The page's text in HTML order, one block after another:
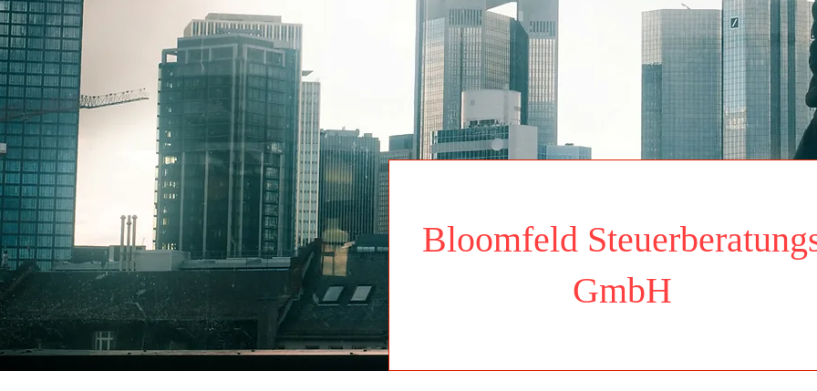
Bloomfeld
GmbH